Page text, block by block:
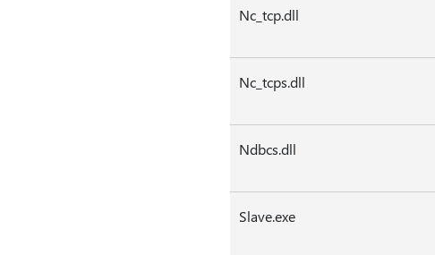
Nc_tcp.dll
Nc_tcps.dll
Ndbcs.dll
Slave.exe